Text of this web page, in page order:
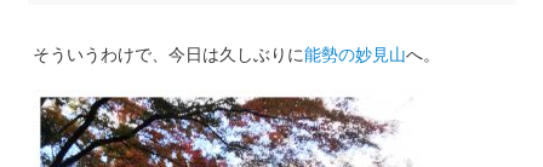
そういうわけで、今日は久しぶりに能勢の妙見山へ。